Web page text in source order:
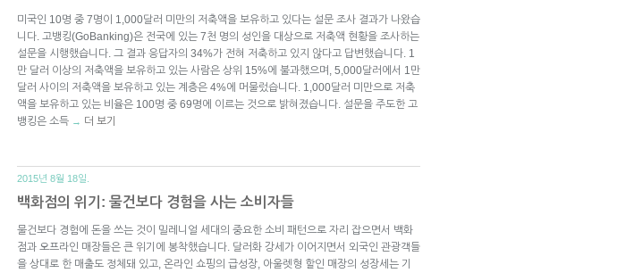
미국인 10명 중 7명이 1,000달러 미만의 저축액을 보유하고 있다는 설문 조사 결과가 나왔습
니다. 고뱅킹(GoBanking)은 전국에 있는 7천 명의 성인을 대상으로 저축액 현황을 조사하는
설문을 시행했습니다. 그 결과 응답자의 34%가 전혀 저축하고 있지 않다고 답변했습니다. 1
만 달러 이상의 저축액을 보유하고 있는 사람은 상위 15%에 불과했으며, 5,000달러에서 1만
달러 사이의 저축액을 보유하고 있는 계층은 4%에 머물렀습니다. 1,000달러 미만으로 저축
액을 보유하고 있는 비율은 100명 중 69명에 이르는 것으로 밝혀졌습니다. 설문을 주도한 고
뱅킹은 소득 → 더 보기
2015년 8월 18일.
백화점의 위기: 물건보다 경험을 사는 소비자들
물건보다 경험에 돈을 쓰는 것이 밀레니얼 세대의 중요한 소비 패턴으로 자리 잡으면서 백화
점과 오프라인 매장들은 큰 위기에 봉착했습니다. 달러화 강세가 이어지면서 외국인 관광객들
을 상대로 한 매출도 정체돼 있고, 온라인 쇼핑의 급성장, 아울렛형 할인 매장의 성장세는 기